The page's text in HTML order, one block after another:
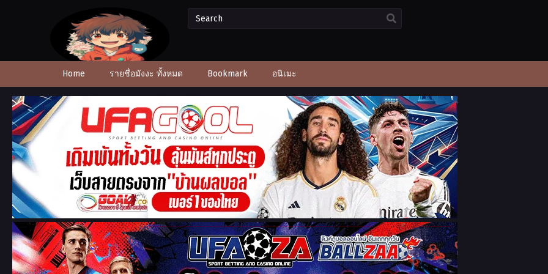
Home รายชื่อมังงะ ทั้งหมด Bookmark อนิเมะ